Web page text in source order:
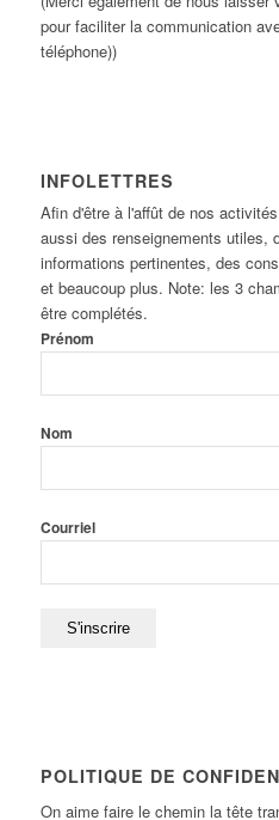
pour faciliter la communication
téléphone))
INFOLETTRES
Afin d'être à l'affût de nos
aussi des renseignements utiles,
informations pertinentes, des
et beaucoup plus. Note: les 3
être complétés.
Prénom
Nom
Courriel
POLITIQUE DE
On aime faire le chemin la tête